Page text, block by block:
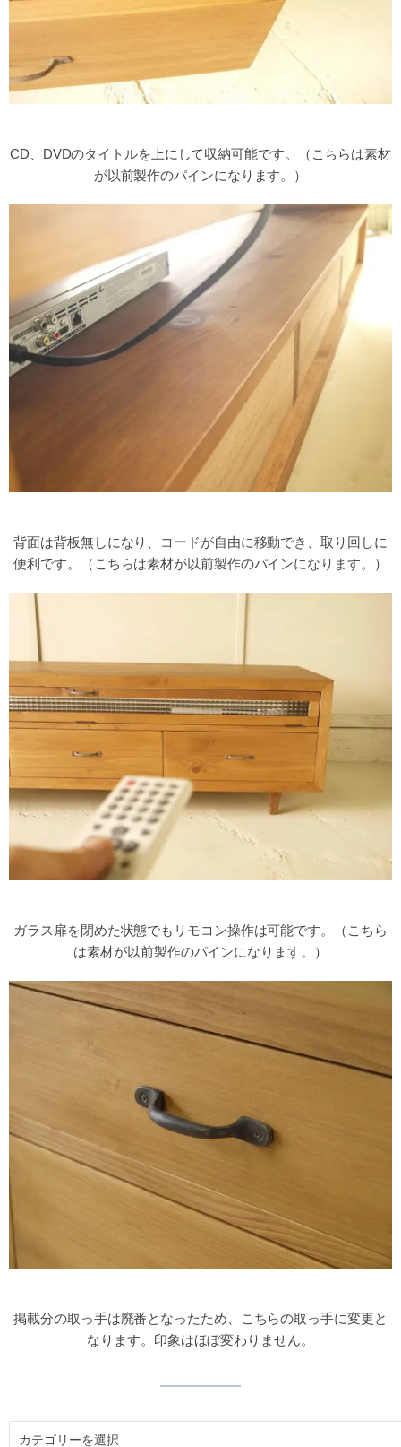
CD、DVDのタイトルを上にして収納可能です。（こちらは素材
が以前製作のパインになります。）
背面は背板無しになり、コードが自由に移動でき、取り回しに
便利です。（こちらは素材が以前製作のパインになります。）
ガラス扉を閉めた状態でもリモコン操作は可能です。（こちら
は素材が以前製作のパインになります。）
掲載分の取っ手は廃番となったため、こちらの取っ手に変更と
なります。印象はほぼ変わりません。